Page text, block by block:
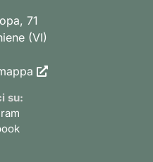
71
(VI)
su: